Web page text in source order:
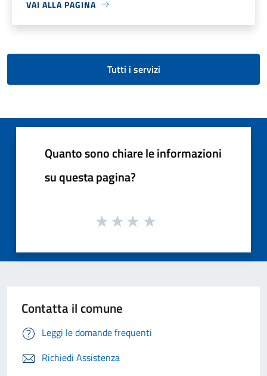
VAI ALLA PAGINA
Tutti i servizi
Quanto sono chiare le informazioni
su questa pagina?
Contatta il comune
Leggi le domande frequenti
Richiedi Assistenza